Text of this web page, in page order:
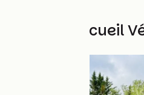
Weitere Accueil